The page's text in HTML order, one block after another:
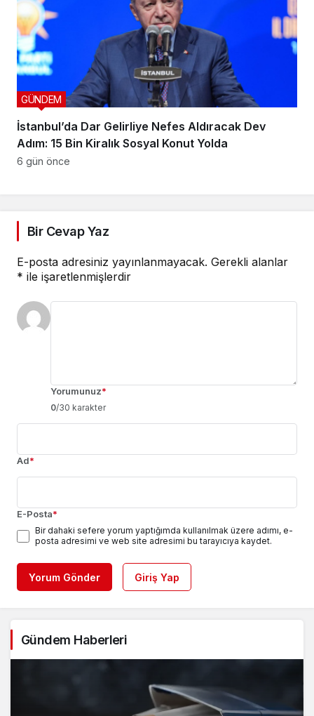
İstanbul’da Dar Gelirliye Nefes Aldıracak Dev
Adım: 15 Bin Kiralık Sosyal Konut Yolda
GÜNDEM
6 gün önce
Bir Cevap Yaz
E-posta adresiniz yayınlanmayacak. Gerekli alanlar
* ile işaretlenmişlerdir
Yorumunuz*
0/30 karakter
Ad*
E-Posta*
Bir dahaki sefere yorum yaptığımda kullanılmak üzere adımı, e-
posta adresimi ve web site adresimi bu tarayıcıya kaydet.
Yorum Gönder Giriş Yap
Gündem Haberleri